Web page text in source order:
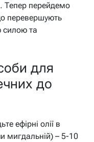
Тепер перейдемо
перевершують
силою та
для
до
ефірні олії в
мигдальній) – 5-10